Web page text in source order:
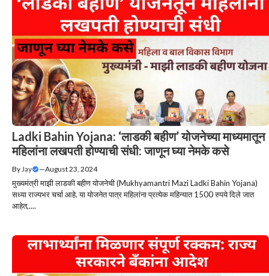
Ladki Bahin Yojana: ‘लाडकी बहीण’ योजनेच्या माध्यमातून
महिलांना लखपती होण्याची संधी: जाणून घ्या नेमके कसे
By Jay —August 23, 2024
मुख्यमंत्री माझी लाडकी बहीण योजनेची (Mukhyamantri Mazi Ladki Bahin Yojana)
सध्या राज्यभर चर्चा आहे. या योजनेत पात्र महिलांना प्रत्येक महिन्यात 1500 रुपये दिले जात
आहेत,....